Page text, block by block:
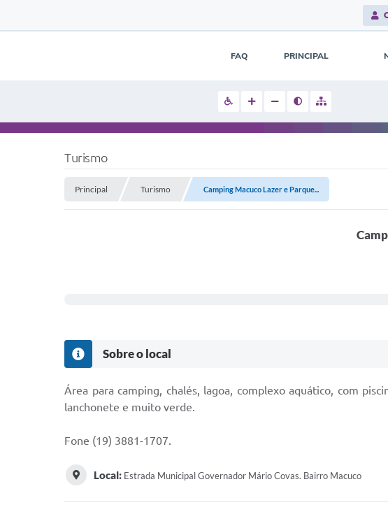
FAQ PRINCIPAL
Turismo
Principal Turismo Camping Macuco Lazer e Parque...
Sobre o local
Área para camping, chalés, lagoa, complexo aquático, com
lanchonete e muito verde.
Fone (19) 3881-1707.
Local: Estrada Municipal Governador Mário Covas. Bairro Macuco